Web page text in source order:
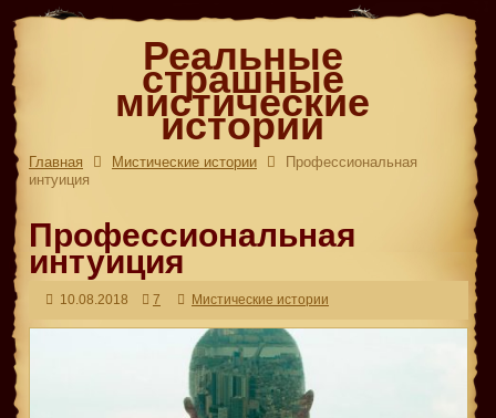
Реальные
страшные
мистические
истории
Главная Мистические истории
Профессиональная
интуиция
Профессиональная
интуиция
10.08.2018 7 Мистические истории